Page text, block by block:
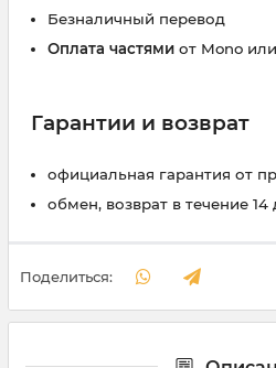
Безналичный перевод
Оплата частями от Mono
Гарантии и возврат
официальная гарантия от
обмен, возврат в течение 14
Поделиться: